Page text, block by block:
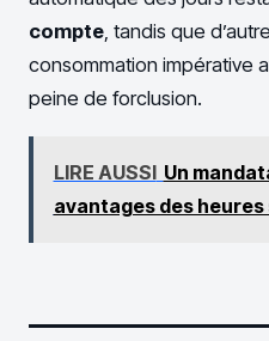
compte , tandis que
consommation impérative
peine de forclusion.
LIRE AUSSI Un
avantages des